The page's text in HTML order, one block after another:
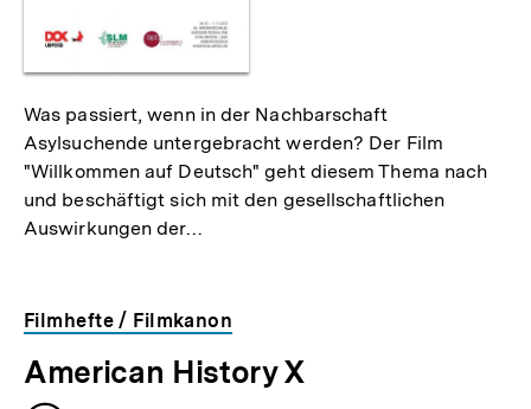
Was passiert, wenn in der Nachbarschaft
Asylsuchende untergebracht werden? Der Film
"Willkommen auf Deutsch" geht diesem Thema nach
und beschäftigt sich mit den gesellschaftlichen
Auswirkungen der…
Filmhefte / Filmkanon
American History X